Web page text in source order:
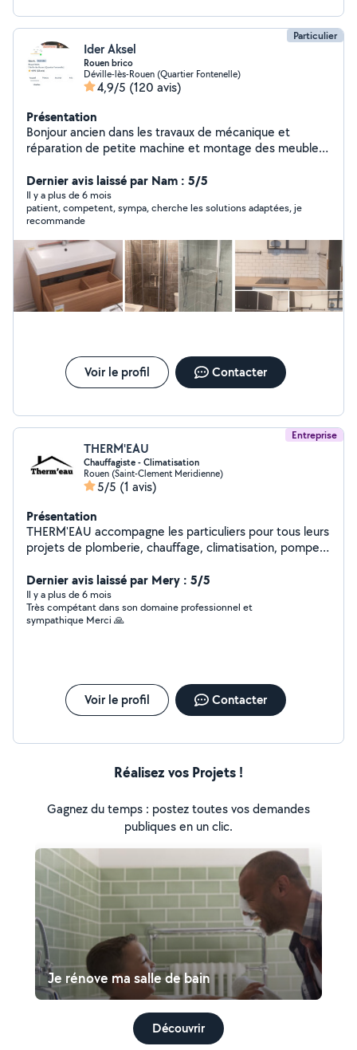
Particulier
Ider Aksel
Rouen brico
Déville-lès-Rouen (Quartier Fontenelle)
4,9/5 (120 avis)
Présentation
Bonjour ancien dans les travaux de mécanique et
réparation de petite machine et montage des meubles
- montage des équipements de la cuisine, plaque de
cuisson, la hotte, aération - installation des rideaux et
des cadres photo - accroche TV au mûr Service
mécanique auto - Entretien, vidange, changement filtres
a huile,gasoil et filtre a air - changement amortisseur Je
serais disponible pour vous aider dans tous vos travaux
Dernier avis laissé par Nam : 5/5
Il y a plus de 6 mois
patient, competent, sympa, cherche les solutions adaptées, je
recommande
Voir le profil Contacter
Entreprise
THERM'EAU
Chauffagiste - Climatisation
Rouen (Saint-Clement Meridienne)
5/5 (1 avis)
Présentation
THERM'EAU accompagne les particuliers pour tous leurs
projets de plomberie, chauffage, climatisation, pompes
sur mesure, performantes et durables, de l'étude
technique à l'installation complète jusqu'à l'entretien.
Matériel professionnel, respect des normes, efficacité
énergétique : chaque projet est pensé pour optimiser
manipulation des fluides frigorigènes - Epreuve Qualipac
validé -> Dossier d'obtention RGE en instruction.
Dernier avis laissé par Mery : 5/5
Il y a plus de 6 mois
Très compétant dans son domaine professionnel et
sympathique Merci 🙏
Voir le profil Contacter
Réalisez vos Projets !
Gagnez du temps : postez toutes vos demandes
publiques en un clic.
Je rénove ma salle de bain
Découvrir